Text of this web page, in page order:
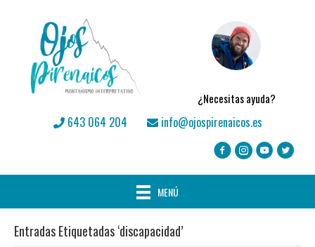
¿Necesitas ayuda?
643 064 204 info@ojospirenaicos.es
MENÚ
Entradas Etiquetadas ‘discapacidad’